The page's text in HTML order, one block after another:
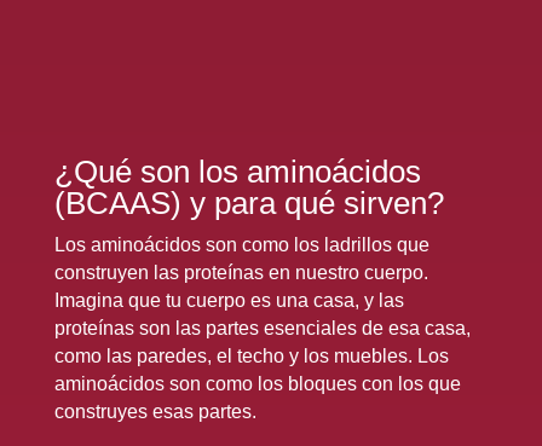
¿Qué son los aminoácidos
(BCAAS) y para qué sirven?
Los aminoácidos son como los ladrillos que
construyen las proteínas en nuestro cuerpo.
Imagina que tu cuerpo es una casa, y las
proteínas son las partes esenciales de esa casa,
como las paredes, el techo y los muebles. Los
aminoácidos son como los bloques con los que
construyes esas partes.